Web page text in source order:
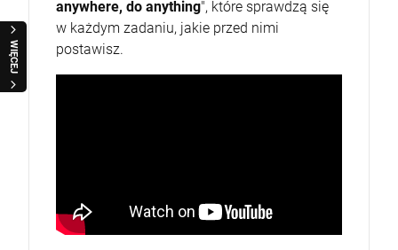
WIĘCEJ
anywhere, do anything", które sprawdzą się
w każdym zadaniu, jakie przed nimi
postawisz.